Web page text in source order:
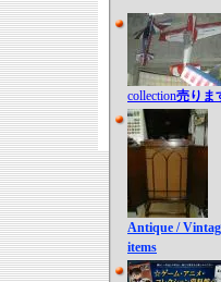
collection売りま
Antique /
items